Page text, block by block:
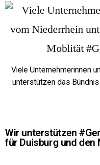
Viele Unternehmerinnen
unterstützen das
Wir unterstützen
für Duisburg und den